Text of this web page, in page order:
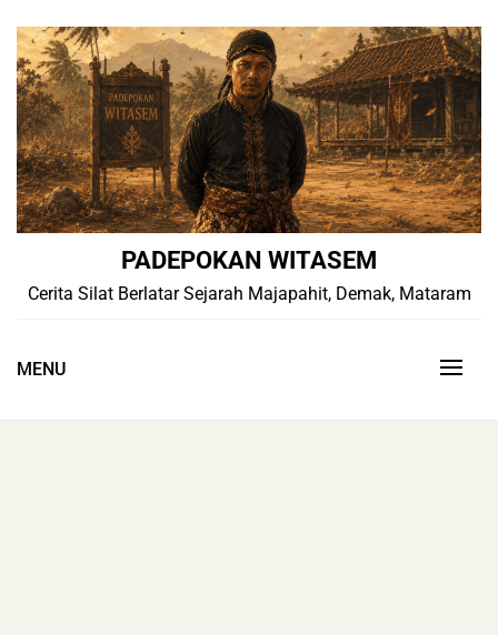
content
PADEPOKAN WITASEM
Cerita Silat Berlatar Sejarah Majapahit, Demak, Mataram
MENU